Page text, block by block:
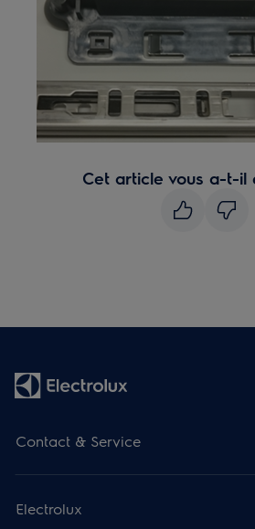
Cet article vous a-t-il
Contact & Service
Electrolux